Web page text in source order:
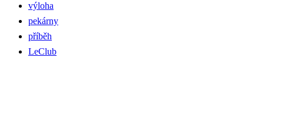
výloha
pekárny
příběh
LeClub